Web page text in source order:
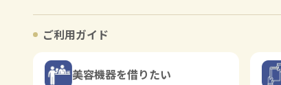
ご利用ガイド
美容機器を借りたい